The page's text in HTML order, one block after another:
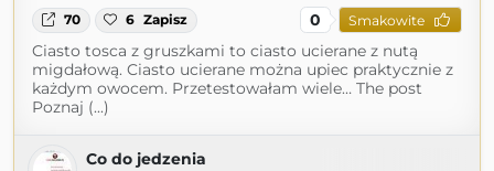
70 6 Zapisz 0 Smakowite
Ciasto tosca z gruszkami to ciasto ucierane z nutą
migdałową. Ciasto ucierane można upiec praktycznie z
każdym owocem. Przetestowałam wiele… The post
Poznaj (...)
Co do jedzenia